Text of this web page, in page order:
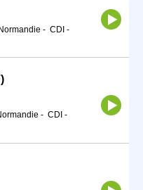
- CDI -
- CDI -